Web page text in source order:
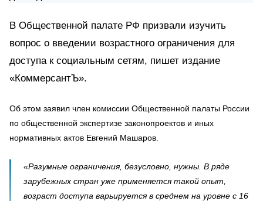
В Общественной палате РФ призвали изучить
вопрос о введении возрастного ограничения для
доступа к социальным сетям, пишет издание
«КоммерсантЪ».
Об этом заявил член комиссии Общественной палаты России
по общественной экспертизе законопроектов и иных
нормативных актов Евгений Машаров.
«Разумные ограничения, безусловно, нужны. В ряде
зарубежных стран уже применяется такой опыт,
возраст доступа варьируется в среднем на уровне с 16